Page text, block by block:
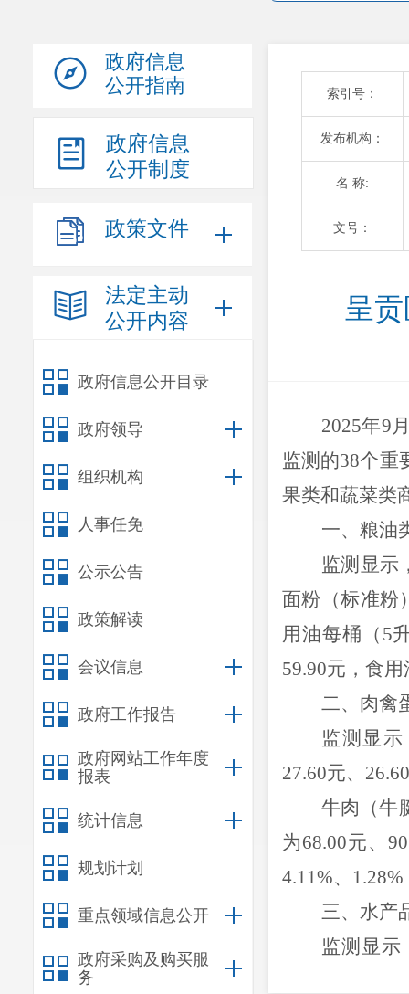
政府信息
公开指南
政府信息
公开制度
政策文件
法定主动
公开内容
政府信息公开目录
政府领导
组织机构
人事任免
公示公告
政策解读
会议信息
政府工作报告
政府网站工作年度
报表
统计信息
规划计划
重点领域信息公开
政府采购及购买服
务
索引号：
发布机构：
名 称:
文号：
呈
2025年9
监测的38个重
果类和蔬菜类
一、粮油
监测显示
面粉 （标准粉
用油每桶（ 5
59.90元， 食用
二、肉禽
监测显
27.60元、 26.60
牛肉（牛
为68.00元、
4.11%、 1.28%
三、水产
监测显示